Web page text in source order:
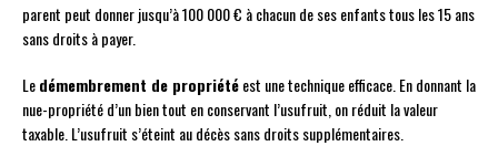
parent peut donner jusqu’à 100 000 € à chacun de ses enfants tous les 15 ans
sans droits à payer.
Ledémembrement de propriétéest une technique efficace. En donnant la
nue-propriété d’un bien tout en conservant l’usufruit, on réduit la valeur
taxable. L’usufruit s’éteint au décès sans droits supplémentaires.